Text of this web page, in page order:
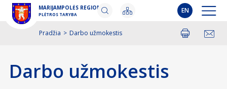
MARIJAMPOLĖS REGIONO
PLĖTROS TARYBA EN
Pradžia > Darbo užmokestis SpausdintiPasidalinti
Darbo užmokestis